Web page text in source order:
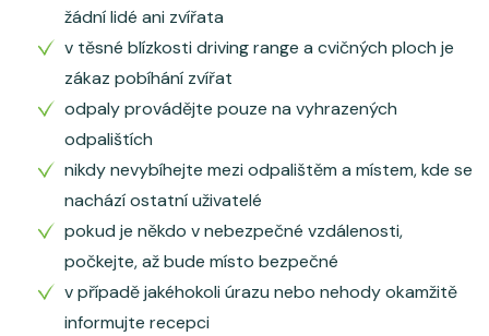
žádní lidé ani zvířata
v těsné blízkosti driving range a cvičných ploch je
zákaz pobíhání zvířat
odpaly provádějte pouze na vyhrazených
odpalištích
nikdy nevybíhejte mezi odpalištěm a místem, kde se
nachází ostatní uživatelé
pokud je někdo v nebezpečné vzdálenosti,
počkejte, až bude místo bezpečné
v případě jakéhokoli úrazu nebo nehody okamžitě
informujte recepci